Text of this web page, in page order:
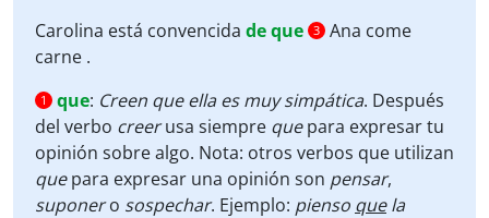
Carolina está convencida de que 3 Ana come
carne .
1 que: Creen que ella es muy simpática. Después
del verbo creerusa siempre quepara expresar tu
opinión sobre algo. Nota: otros verbos que utilizan
quepara expresar una opinión son pensar,
suponero sospechar. Ejemplo: pienso quela